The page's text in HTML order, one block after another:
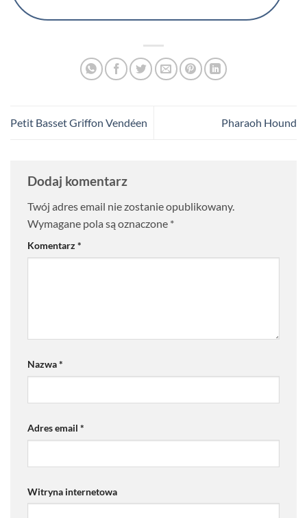
Petit Basset Griffon Vendéen Pharaoh Hound
Dodaj komentarz
Twój adres email nie zostanie opublikowany.
Wymagane pola są oznaczone *
Komentarz*
Nazwa*
Adres email *
Witryna internetowa